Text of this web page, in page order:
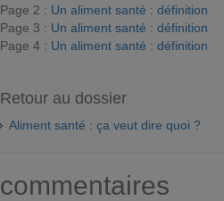
Page 2 : Un aliment santé : définition
Page 3 : Un aliment santé : définition
Page 4 : Un aliment santé : définition
Retour au dossier
Aliment santé : ça veut dire quoi ?
commentaires